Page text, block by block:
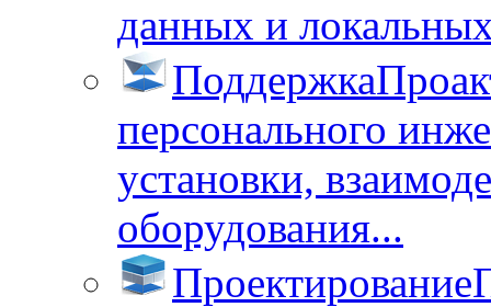
данных и
Поддержка
персонального
установки,
оборудования...
Проектирование